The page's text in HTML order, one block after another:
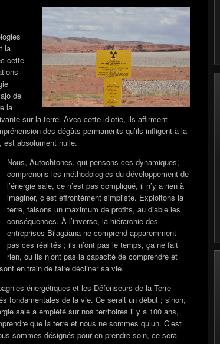
la
cette
de
la
sur la terre. Avec cette idiotie, ils affirment
des dégâts permanents qu’ils infligent à la
absolument nulle.
Nous, Autochtones, qui pensons ces dynamiques,
comprenons les méthodologies du développement de
l’énergie sale, ce n’est pas compliqué, il n’y a rien à
imaginer, c’est effrontément simpliste. Exploitons la
terre, faisons un maximum de profits, au diable les
conséquences. À l’inverse, la hiérarchie des
entreprises Bilagáana ne comprend apparemment
pas ces réalités ; ils n’ont pas le temps, ça ne fait
rien, ou ils n’ont pas la capacité de comprendre et
en train de faire décliner sa vie.
énergétiques et les Défenseurs de la Terre
fondamentales de la vie. Ce serait un début ; sinon,
sale a empiété sur nos territoires il y a 100 ans,
que la terre et nous ne sommes qu’un. C’est
sommes désignés pour en prendre soin, ce sera